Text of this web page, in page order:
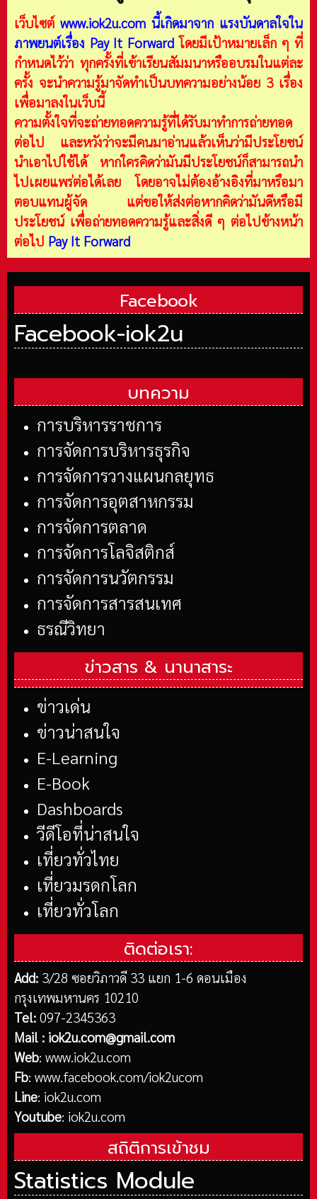
เว็บไซต์ www.iok2u.com นี้เกิดมาจาก แรงบันดาลใจใน
ภาพยนต์เรื่อง Pay It Forward โดยมีเป้าหมายเล็ก ๆ ที่
กำหนดไว้ว่า ทุกครั้งที่เข้าเรียนสัมมนาหรืออบรมในแต่ละ
ครั้ง จะนำความรู้มาจัดทำเป็นบทความอย่างน้อย 3 เรื่อง
เพื่อมาลงในเว็บนี้
ความตั้งใจที่จะถ่ายทอดความรู้ที่ได้รับมาทำการถ่ายทอด
ต่อไป และหวังว่าจะมีคนมาอ่านแล้วเห็นว่ามีประโยชน์
นำเอาไปใช้ได้ หากใครคิดว่ามันมีประโยชน์ก็สามารถนำ
ไปเผยแพร่ต่อได้เลย โดยอาจไม่ต้องอ้างอิงที่มาหรือมา
ตอบแทนผู้จัด แต่ขอให้ส่งต่อหากคิดว่ามันดีหรือมี
ประโยชน์ เพื่อถ่ายทอดความรู้และสิ่งดี ๆ ต่อไปข้างหน้า
ต่อไป Pay It Forward
Facebook
Facebook-iok2u
บทความ
การบริหารราชการ
การจัดการบริหารธุรกิจ
การจัดการวางแผนกลยุทธ
การจัดการอุตสาหกรรม
การจัดการตลาด
การจัดการโลจิสติกส์
การจัดการนวัตกรรม
การจัดการสารสนเทศ
ธรณีวิทยา
ข่าวสาร & นานาสาระ
ข่าวเด่น
ข่าวน่าสนใจ
E-Learning
E-Book
Dashboards
วีดีโอที่น่าสนใจ
เที่ยวทั่วไทย
เที่ยวมรดกโลก
เที่ยวทั่วโลก
ติดต่อเรา:
Add: 3/28 ซอยวิภาวดี 33 แยก 1-6 ดอนเมือง
กรุงเทพมหานคร 10210
Tel: 097-2345363
Mail : iok2u.com@gmail.com
Web: www.iok2u.com
Fb: www.facebook.com/iok2ucom
Line: iok2u.com
Youtube: iok2u.com
สถิติการเข้าชม
Statistics Module